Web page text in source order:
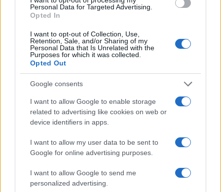
Personal Data for Targeted Advertising.
Opted In
I want to opt-out of Collection, Use,
Retention, Sale, and/or Sharing of my
Personal Data that Is Unrelated with the
Purposes for which it was collected.
Opted Out
Google consents
I want to allow Google to enable storage
related to advertising like cookies on web or
device identifiers in apps.
I want to allow my user data to be sent to
Google for online advertising purposes.
I want to allow Google to send me
personalized advertising.
consulter le Journal Officiel pour validité)